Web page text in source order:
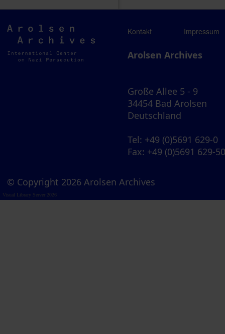
Arolsen
Archives
Kontakt Impressum
Arolsen Archives
Große Allee 5 - 9
34454 Bad Arolsen
Deutschland
Tel: +49 (0)5691 629-0
Fax: +49 (0)5691 629-
© Copyright 2026 Arolsen Archives
Visual Library Server 2026